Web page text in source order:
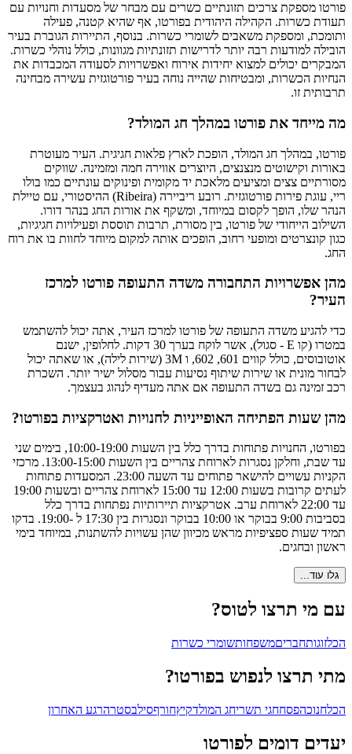
פורטו מספקת צרכים תזונתיים כשרים עם מבחר של מסעדות וחנויות עם
תעודת כשרות. הקהילה היהודית בפורטו, אף שהיא קטנה, פעילה
ותומכת, ומספקת משאבים לשומרי כשרות. בנוסף, התיירות הגוברת בעיר
הובילה למודעות רבה יותר לדרישות תזונתיות מגוונות, כולל נוהלי כשרות.
המבקרים יכולים למצוא יחידות אירוח ואפשרויות לסעודה המכבדות את
הנחיות הכשרות, ומבטיחות שהייה נוחה בעיר פורטוגזית עשירה מבחינה
תרבותית זו.
מה מייחד את פורטו במהלך חג המולד?
פורטו, במהלך חג המולד, הופכת לארץ פלאות חגיגית. העיר מעוטרת
באורות וקישוטים מנצנצים, היוצרים אווירה חמה ומזמינה. שווקים
מסורתיים צצים ומציעים מלאכת יד מקומית ופינוקים עונתיים כמו בולו
ריי, עוגת פירות פורטוגזית. רובע ריביירה (Ribeira) ההיסטורי, עם טיילת
הנהר שלו, הופך לקסום במיוחד, ומשקף את אורות החג בנהר דורו.
השילוב הייחודי של פורטו, בין מסורת, תרבות תוססת ופעילויות חגיגיות,
כגון קונצרטים ומופעי רחוב, הופכים אותה למקום מיוחד לחוות בו את רוח
החג.
מהן אפשרויות התחבורה משדה התעופה פורטו למרכז
העיר?
כדי להגיע משדה התעופה של פורטו למרכז העיר, אתה יכול להשתמש
במטרו (קו E - סגול), אשר לוקח בערך 30 דקות. לחלופין, ישנם
אוטובוסים, כולל קווים 601, 602, ו 3M (שירות לילה), או שאתה יכול
לבחור מונית או שירות שיתוף נסיעות עבור מסלול ישיר יותר. השכרת
רכב זמינה גם בשדה התעופה אם אתה מעדיף לנהוג בעצמך.
מהן שעות הפתיחה האופייניות לחנויות ואטרקציות בפורטו?
בפורטו, החנויות פתוחות בדרך כלל בין השעות 10:00-19:00, בימים שני
עד שבת, וחלקן נסגרות לארוחת צהריים בין השעות 13:00-15:00. מרכזי
הקניות עשויים להישאר פתוחים עד השעה 23:00. המסעדות פתוחות
לעתים קרובות בשעות 12:00 עד 15:00 לארוחת צהריים ובשעות 19:00
עד 22:00 לארוחת ערב. אטרקציות תיירותיות נפתחות בדרך כלל
בסביבות 9:00 בבוקר או 10:00 בבוקר ונסגרות בין 17:30 ל -19:00. בדקו
תמיד שעות ספציפיות מראש מכיוון שהן עשויות להשתנות, במיוחד בימי
ראשון ובחגים.
גלו עוד...
עם מי תרצו לטוס?
הכלזוגותחבריםמשפחותשומרי כשרות
מתי תרצו לנפוש בפורטו?
הכלחנוכהפסחחגי תשריחג המולדקיץחורףסילבסטרהרגע האחרון
יעדים דומים לפורטו